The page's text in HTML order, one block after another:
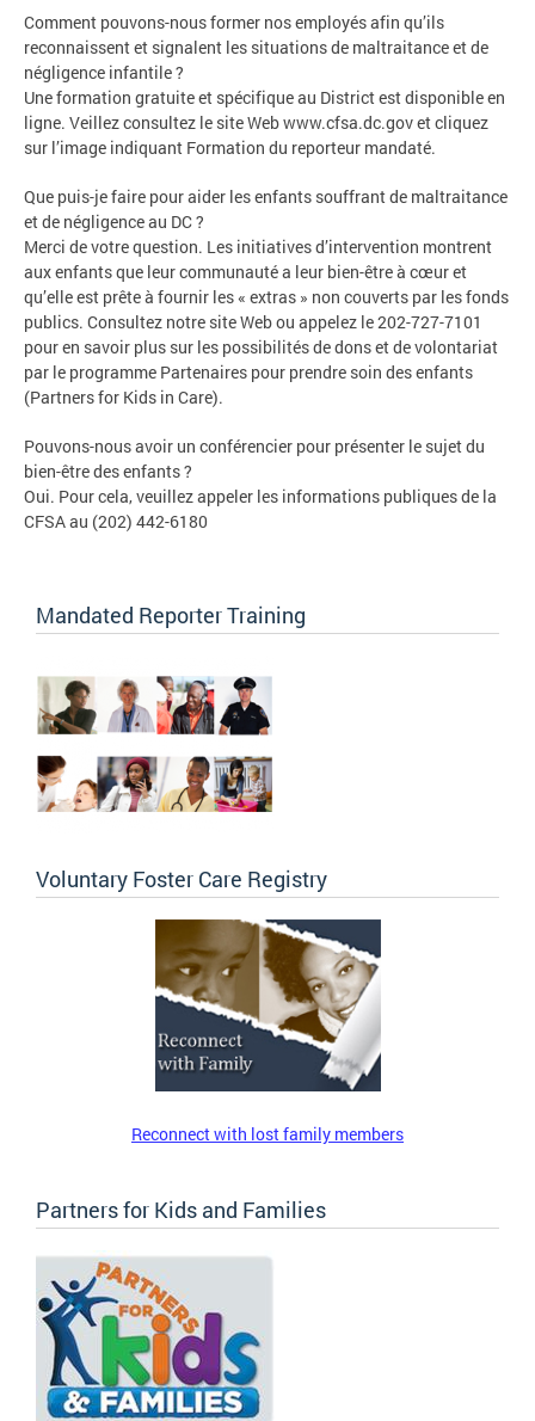
Comment pouvons-nous former nos employés afin qu’ils
reconnaissent et signalent les situations de maltraitance et de
négligence infantile ?
Une formation gratuite et spécifique au District est disponible en
ligne. Veillez consultez le site Web www.cfsa.dc.gov et cliquez
sur l’image indiquant Formation du reporteur mandaté.
Que puis-je faire pour aider les enfants souffrant de maltraitance
et de négligence au DC ?
Merci de votre question. Les initiatives d’intervention montrent
aux enfants que leur communauté a leur bien-être à cœur et
qu’elle est prête à fournir les « extras » non couverts par les fonds
publics. Consultez notre site Web ou appelez le 202-727-7101
pour en savoir plus sur les possibilités de dons et de volontariat
par le programme Partenaires pour prendre soin des enfants
(Partners for Kids in Care).
Pouvons-nous avoir un conférencier pour présenter le sujet du
bien-être des enfants ?
Oui. Pour cela, veuillez appeler les informations publiques de la
CFSA au (202) 442-6180
Mandated Reporter Training
Voluntary Foster Care Registry
Reconnect with lost family members
Partners for Kids and Families